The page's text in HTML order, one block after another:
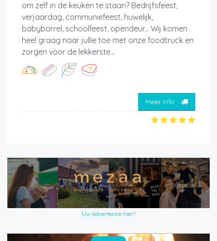
om zelf in de keuken te staan? Bedrijfsfeest,
verjaardag, communiefeest, huwelijk,
babyborrel, schoolfeest, opendeur... Wij komen
heel graag naar jullie toe met onze foodtruck en
zorgen voor de lekkerste...
Meer info
Uw advertentie hier?